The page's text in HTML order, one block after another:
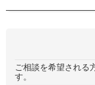
ご相談を希望される
す。